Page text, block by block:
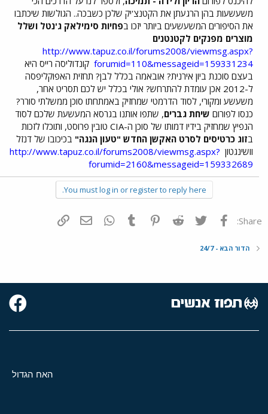
משעשעות בהן הרגעתן את הקטנצ'יק שלכן כשבכה.. הגולשות שיכתבו
את הסיפורים המשעשעים ביותר יזכו בפחיות סימילאק ג'נטל ושלל
מוצרים מפנקים לקטנטנים
http://www.tapuz.co.il/forums2008/viewmsg.aspx?
forumid=110&messageid=159331234 קונדוליסה רייס היא
בעצם סוכנת ביון אירנית? אובאמה בכלל לבן? תחזית האפוקליפסה
ל-2012 אכן עומדת להתרחש? אולי בכלל יש לכם תסריט אחר,
משעשע ומקורי, לסוד הדרמטי שמחזיק באמתחתו סוכן ממשלתי סורר?
כנסו לפורום שיחת גברים, שתפו אותנו בגרסא המעשעת שלכם לסוד
הנפיץ שמחזיק בידיו דמותו של סוכן ה-CIA טובין פרוסט, ותוכלו לזכות
בזוג כרטיסים לסרט האקשן החדש "טעון הנגה" בכיכובו של דנזל
וושינגטון http://www.tapuz.co.il/forums2008/viewmsg.aspx?
forumid=2160&messageid=159332689
You must log in or register to reply here.
Share: פייסבוק Twitter
Reddit
Pinterest
Tumblr
WhatsAppדואר אלקטרוני
הדור הבא - 24/7
האח הגדול